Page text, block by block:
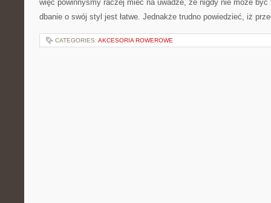
więc powinnyśmy raczej mieć na uwadze, że nigdy nie może
dbanie o swój styl jest łatwe. Jednakże trudno powiedzieć, iż
CATEGORIES: AKCESORIA ROWEROWE